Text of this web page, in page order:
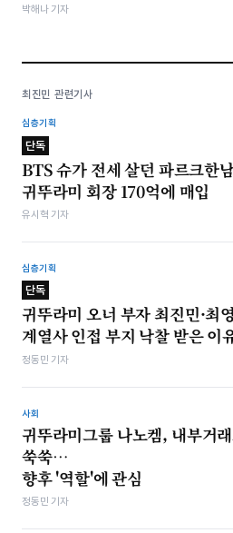
박해나 기자
최진민 관련기사
심층기획
단독
BTS 슈가 전세 살던 파르크한
귀뚜라미 회장 170억에 매입
유시혁 기자
심층기획
단독
귀뚜라미 오너 부자 최진민·최
계열사 인접 부지 낙찰 받은 이
정동민 기자
사회
귀뚜라미그룹 나노켐, 내부거
쑥쑥…
향후 '역할'에 관심
정동민 기자